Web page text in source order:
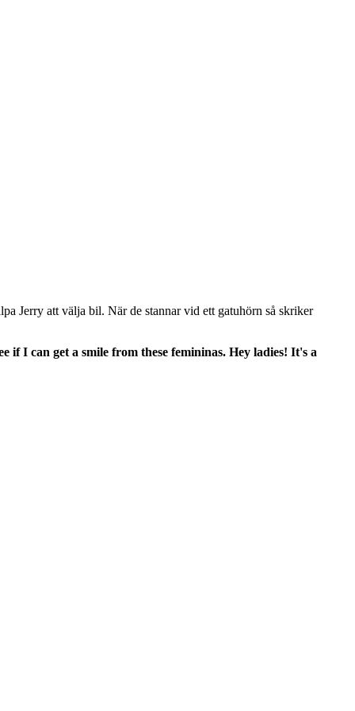
Jerry att välja bil. När de stannar vid ett gatuhörn så skriker
I can get a smile from these femininas. Hey ladies! It's a